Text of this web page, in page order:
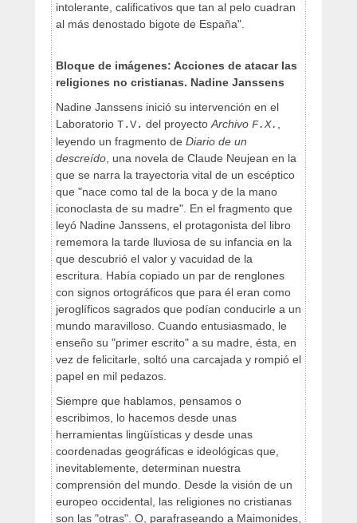
intolerante, calificativos que tan al pelo cuadran
al más denostado bigote de España".
Bloque de imágenes: Acciones de atacar las
religiones no cristianas. Nadine Janssens
Nadine Janssens inició su intervención en el
Laboratorio T.V. del proyecto Archivo F.X.
leyendo un fragmento de Diario de un
descreído , una novela de Claude Neujean en la
que se narra la trayectoria vital de un escéptico
que "nace como tal de la boca y de la mano
iconoclasta de su madre". En el fragmento que
leyó Nadine Janssens, el protagonista del libro
rememora la tarde lluviosa de su infancia en la
que descubrió el valor y vacuidad de la
escritura. Había copiado un par de renglones
con signos ortográficos que para él eran como
jeroglíficos sagrados que podían conducirle a un
mundo maravilloso. Cuando entusiasmado, le
enseño su "primer escrito" a su madre, ésta, en
vez de felicitarle, soltó una carcajada y rompió el
papel en mil pedazos.
Siempre que hablamos, pensamos o
escribimos, lo hacemos desde unas
herramientas lingüísticas y desde unas
coordenadas geográficas e ideológicas que,
inevitablemente, determinan nuestra
comprensión del mundo. Desde la visión de un
europeo occidental, las religiones no cristianas
son las "otras". O, parafraseando a Maimonides,